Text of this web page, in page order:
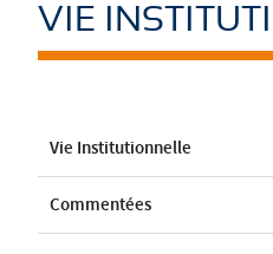
VIE
Vie Institutionnelle
Commentées